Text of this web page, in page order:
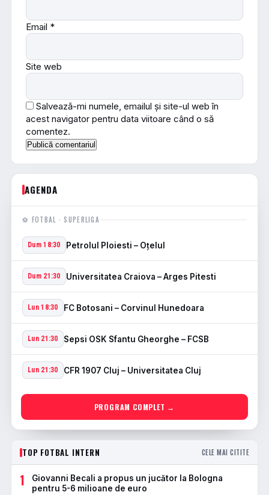
Email *
Site web
Salvează-mi numele, emailul și site-ul web în
acest navigator pentru data viitoare când o să
comentez.
AGENDA
⚽ FOTBAL · SUPERLIGA
Dum 18:30 Petrolul Ploiesti – Oţelul
Dum 21:30 Universitatea Craiova – Arges Pitesti
Lun 18:30 FC Botosani – Corvinul Hunedoara
Lun 21:30 Sepsi OSK Sfantu Gheorghe – FCSB
Lun 21:30 CFR 1907 Cluj – Universitatea Cluj
PROGRAM COMPLET →
TOP FOTBAL INTERN CELE MAI CITITE
1
Giovanni Becali a propus un jucător la Bologna
pentru 5-6 milioane de euro